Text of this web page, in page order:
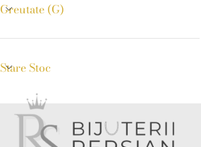
Greutate (g)
Stare Stoc